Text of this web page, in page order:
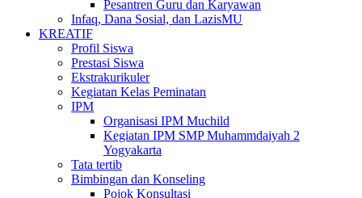
Pesantren Guru dan Karyawan
Infaq, Dana Sosial, dan LazisMU
KREATIF
Profil Siswa
Prestasi Siswa
Ekstrakurikuler
Kegiatan Kelas Peminatan
IPM
Organisasi IPM Muchild
Kegiatan IPM SMP Muhammdaiyah 2
Yogyakarta
Tata tertib
Bimbingan dan Konseling
Pojok Konsultasi